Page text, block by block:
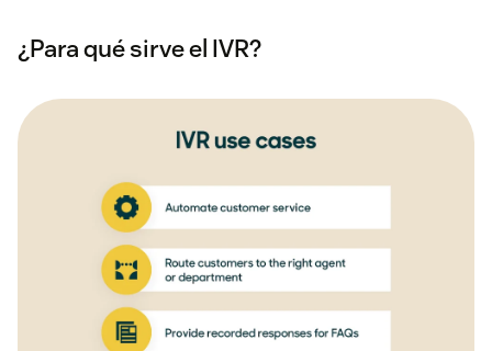
¿Para qué sirve el IVR?